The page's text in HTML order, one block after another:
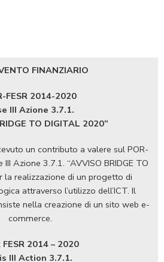
FINANZIARIO
FESR 2014-2020
III Azione 3.7.1.
TO DIGITAL 2020”
un contributo a valere sul POR-
Azione 3.7.1. “AVVISO BRIDGE TO
la realizzazione di un progetto di
attraverso l’utilizzo dell’ICT. Il
nella creazione di un sito web e-
commerce.
FESR 2014 – 2020
III Action 3.7.1.